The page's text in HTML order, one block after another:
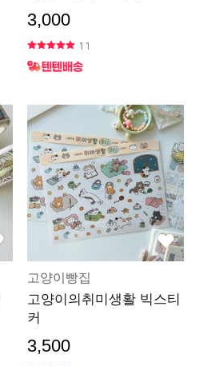
3,000
11
고양이빵집
고양이의취미생활 빅스티
커
3,500